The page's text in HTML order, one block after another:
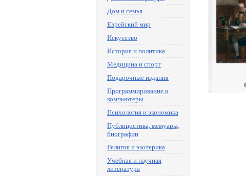
Дом и семья
Еврейский мир
Искусство
История и политика
Медицина и спорт
Подарочные издания
Программирование и
компьютеры
Психология и экономика
Публицистика, мемуары,
биографии
Религия и эзотерика
Учебная и научная
литература